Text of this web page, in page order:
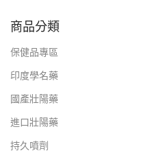
商品分類
保健品專區
印度學名藥
國產壯陽藥
進口壯陽藥
持久噴劑